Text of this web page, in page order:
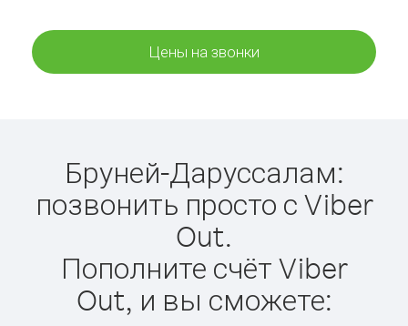
Цены на звонки
Бруней-Даруссалам:
позвонить просто с Viber
Out.
Пополните счёт Viber
Out, и вы сможете: